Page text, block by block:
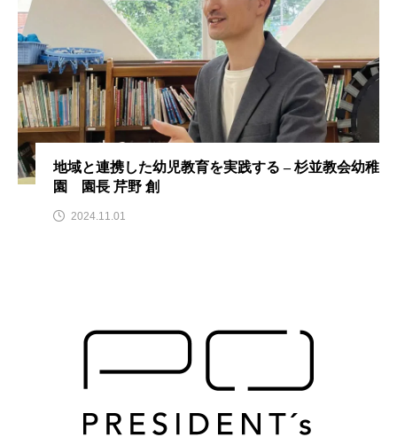
地域と連携した幼児教育を実践する – 杉並教会幼稚
園 園長 芹野 創
2024.11.01